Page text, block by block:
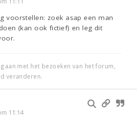
voorstellen: zoek asap een man
(kan ook fictief) en leg dit
met het bezoeken van het forum,
veranderen.
11:14